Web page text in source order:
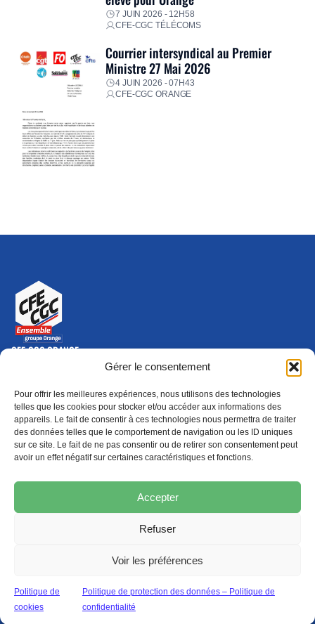
Gérer le consentement
Pour offrir les meilleures expériences, nous utilisons des technologies
telles que les cookies pour stocker et/ou accéder aux informations des
appareils. Le fait de consentir à ces technologies nous permettra de traiter
des données telles que le comportement de navigation ou les ID uniques
sur ce site. Le fait de ne pas consentir ou de retirer son consentement peut
avoir un effet négatif sur certaines caractéristiques et fonctions.
Accepter
Refuser
Voir les préférences
Politique de
cookies
Politique de protection des données – Politique de
confidentialité
7 JUIN 2026 - 12H58
CFE-CGC TÉLÉCOMS
Courrier intersyndical au Premier
Ministre 27 Mai 2026
4 JUIN 2026 - 07H43
CFE-CGC ORANGE
CFE-CGC ORANGE
10-12 rue Saint Amand, 75015 Paris Cedex 15
Nous contacter
01 46 79 28 74
S'ABONNER(NOUVELLE FENÊTRE)
ADHÉRER
Épargne
(nouvelle fenêtre) Formation
(nouvelle fenêtre)
POLITIQUE DE COOKIES